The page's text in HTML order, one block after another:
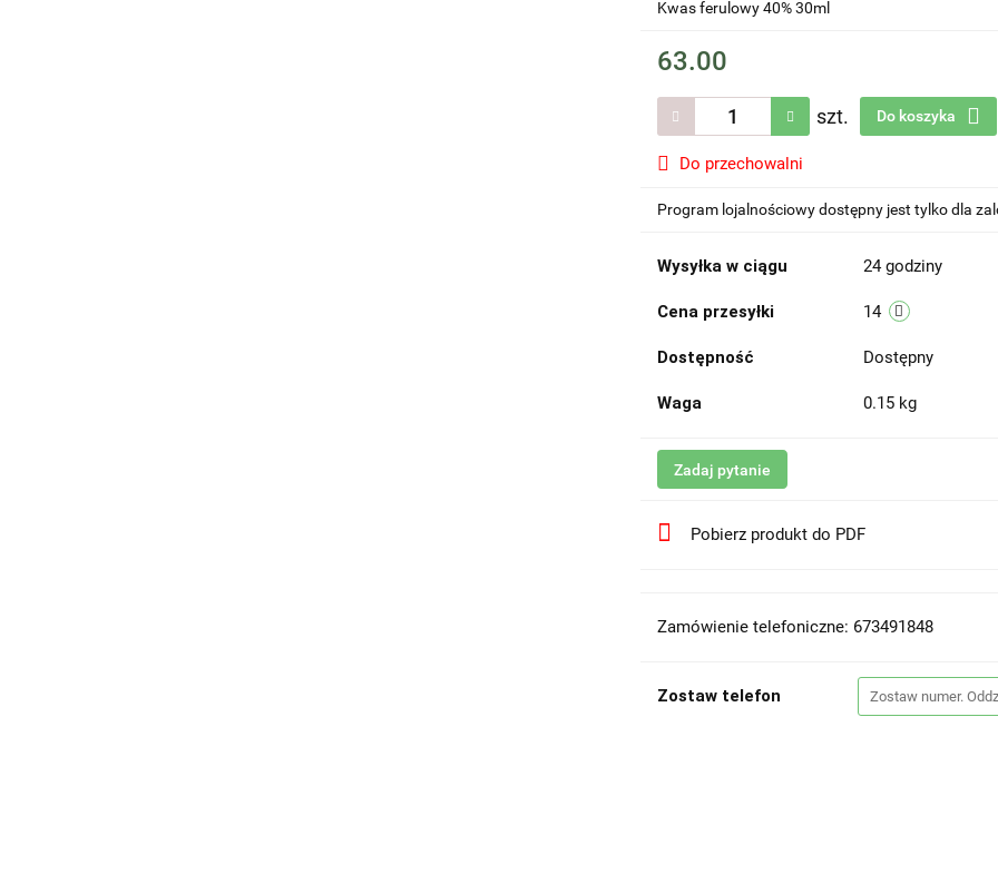
Kwas ferulowy 40% 30ml
63.00
szt. Do koszyka
Do przechowalni
Program lojalnościowy dostępny jest tylko dla
Wysyłka w ciągu 24 godziny
Cena przesyłki 14
Dostępność Dostępny
Waga 0.15 kg
Zadaj pytanie
Pobierz produkt do PDF
Zamówienie telefoniczne: 673491848
Zostaw telefon